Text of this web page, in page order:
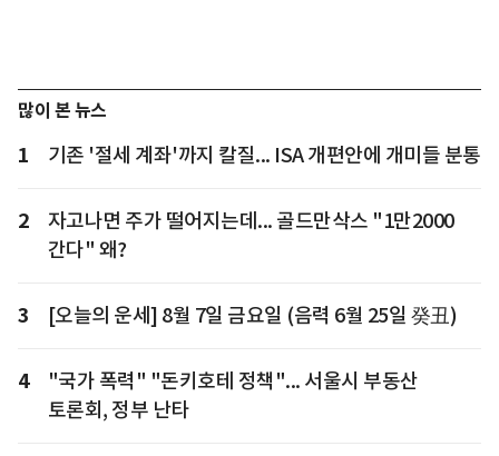
많이 본 뉴스
1 기존 '절세 계좌'까지 칼질... ISA 개편안에 개미들 분통
2
자고나면 주가 떨어지는데... 골드만삭스 "1만2000
간다" 왜?
3 [오늘의 운세] 8월 7일 금요일 (음력 6월 25일 癸丑)
4
"국가 폭력" "돈키호테 정책"... 서울시 부동산
토론회, 정부 난타